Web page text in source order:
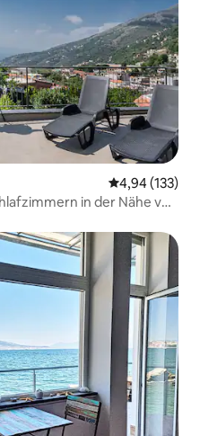
4,94 (133)
in der Nähe von